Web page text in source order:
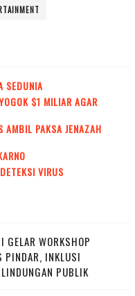
SEDUNIA
$1 MILIAR AGAR
AMBIL PAKSA JENAZAH
VIRUS
GELAR WORKSHOP
PINDAR, INKLUSI
PUBLIK